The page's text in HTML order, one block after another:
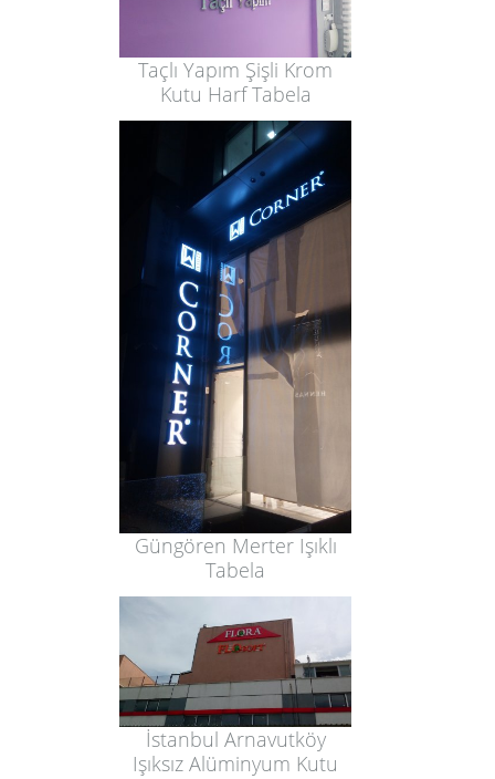
Taçlı Yapım Şişli Krom
Kutu Harf Tabela
Güngören Merter Işıklı
Tabela
İstanbul Arnavutköy
Işıksız Alüminyum Kutu